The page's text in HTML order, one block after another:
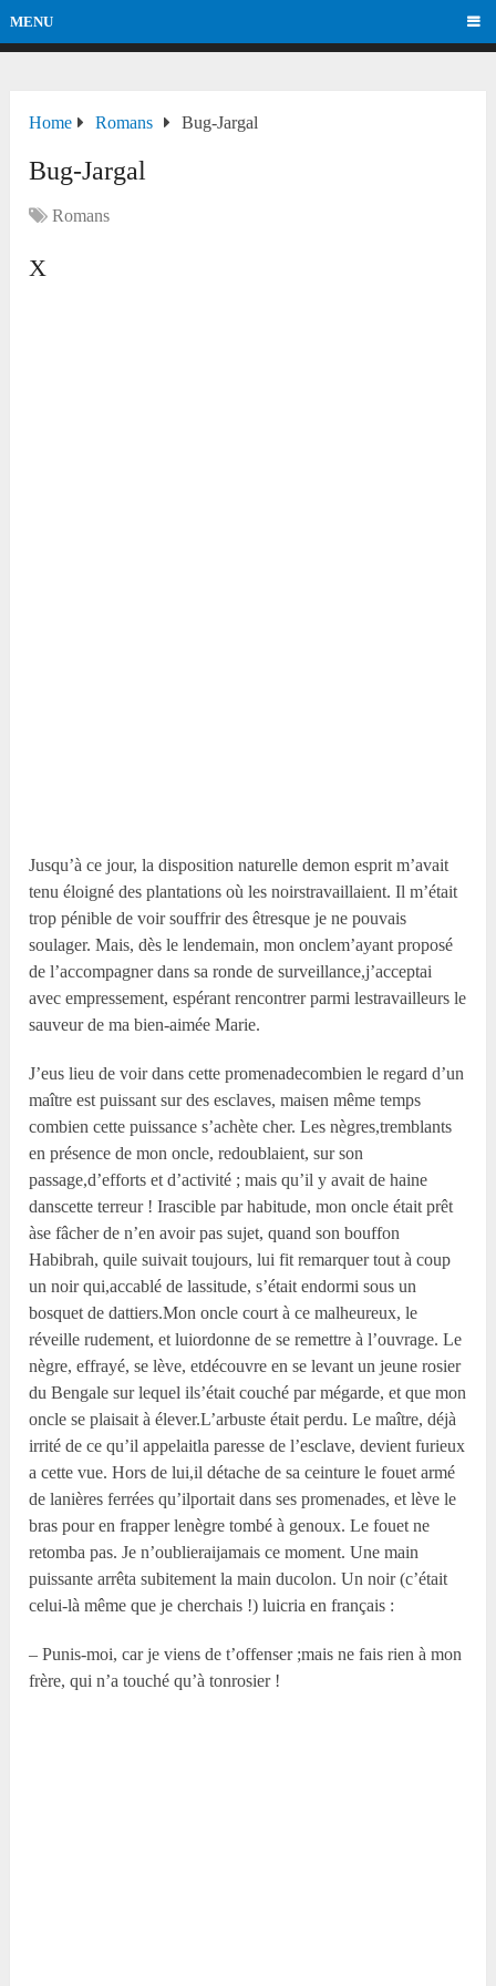
MENU
Home Romans Bug-Jargal
Bug-Jargal
Romans
X
Jusqu’à ce jour, la disposition naturelle demon esprit m’avait
tenu éloigné des plantations où les noirstravaillaient. Il m’était
trop pénible de voir souffrir des êtresque je ne pouvais
soulager. Mais, dès le lendemain, mon onclem’ayant proposé
de l’accompagner dans sa ronde de surveillance,j’acceptai
avec empressement, espérant rencontrer parmi lestravailleurs le
sauveur de ma bien-aimée Marie.
J’eus lieu de voir dans cette promenadecombien le regard d’un
maître est puissant sur des esclaves, maisen même temps
combien cette puissance s’achète cher. Les nègres,tremblants
en présence de mon oncle, redoublaient, sur son
passage,d’efforts et d’activité ; mais qu’il y avait de haine
danscette terreur ! Irascible par habitude, mon oncle était prêt
àse fâcher de n’en avoir pas sujet, quand son bouffon
Habibrah, quile suivait toujours, lui fit remarquer tout à coup
un noir qui,accablé de lassitude, s’était endormi sous un
bosquet de dattiers.Mon oncle court à ce malheureux, le
réveille rudement, et luiordonne de se remettre à l’ouvrage. Le
nègre, effrayé, se lève, etdécouvre en se levant un jeune rosier
du Bengale sur lequel ils’était couché par mégarde, et que mon
oncle se plaisait à élever.L’arbuste était perdu. Le maître, déjà
irrité de ce qu’il appelaitla paresse de l’esclave, devient furieux
a cette vue. Hors de lui,il détache de sa ceinture le fouet armé
de lanières ferrées qu’ilportait dans ses promenades, et lève le
bras pour en frapper lenègre tombé à genoux. Le fouet ne
retomba pas. Je n’oublieraijamais ce moment. Une main
puissante arrêta subitement la main ducolon. Un noir (c’était
celui-là même que je cherchais !) luicria en français :
– Punis-moi, car je viens de t’offenser ;mais ne fais rien à mon
frère, qui n’a touché qu’à tonrosier !